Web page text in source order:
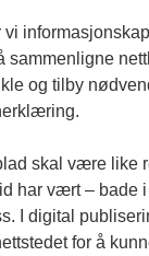
vi
sammenligne
og tilby
skal være like
har vært – bade
I digital
for å